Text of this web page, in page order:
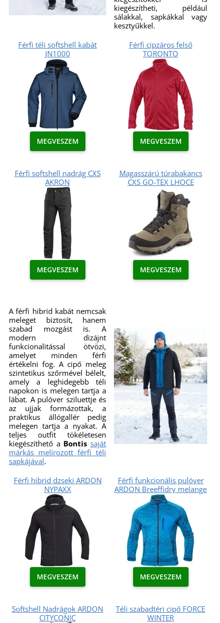
kiegészítheti, például
sálakkal, sapkákkal vagy
kesztyűkkel.
Férfi téli softshell kabát
JN1000
MEGVESZEM
Férfi cipzáros felső
TORONTO
MEGVESZEM
Férfi softshell nadrág CXS
AKRON
MEGVESZEM
Magasszárú túrabakancs
CXS GO-TEX LHOCE
MEGVESZEM
A férfi hibrid kabát nemcsak
meleget biztosít, hanem
szabad mozgást is. A
modern dizájnt
funkcionalitással ötvözi,
amelyet minden férfi
értékelni fog. A cipő meleg
szintetikus szőrmével bélelt,
amely a leghidegebb téli
napokon is melegen tartja a
lábat. A pulóver sziluettje és
az ujjak formázottak, a
praktikus állógallér pedig
melegen tartja a nyakat. A
teljes outfit tökéletesen
kiegészíthető a Bontis saját
márkás melírozott férfi téli
sapkájával.
Férfi hibrid dzseki ARDON
NYPAXX
MEGVESZEM
Férfi funkcionális pulóver
ARDON Breeffidry melange
MEGVESZEM
Softshell Nadrágok ARDON
CITYCONIC
Téli szabadtéri cipő FORCE
WINTER